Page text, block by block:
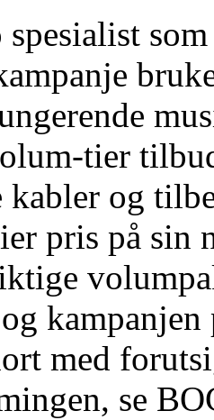
spesialist
tier
og
pris på sin
med
se